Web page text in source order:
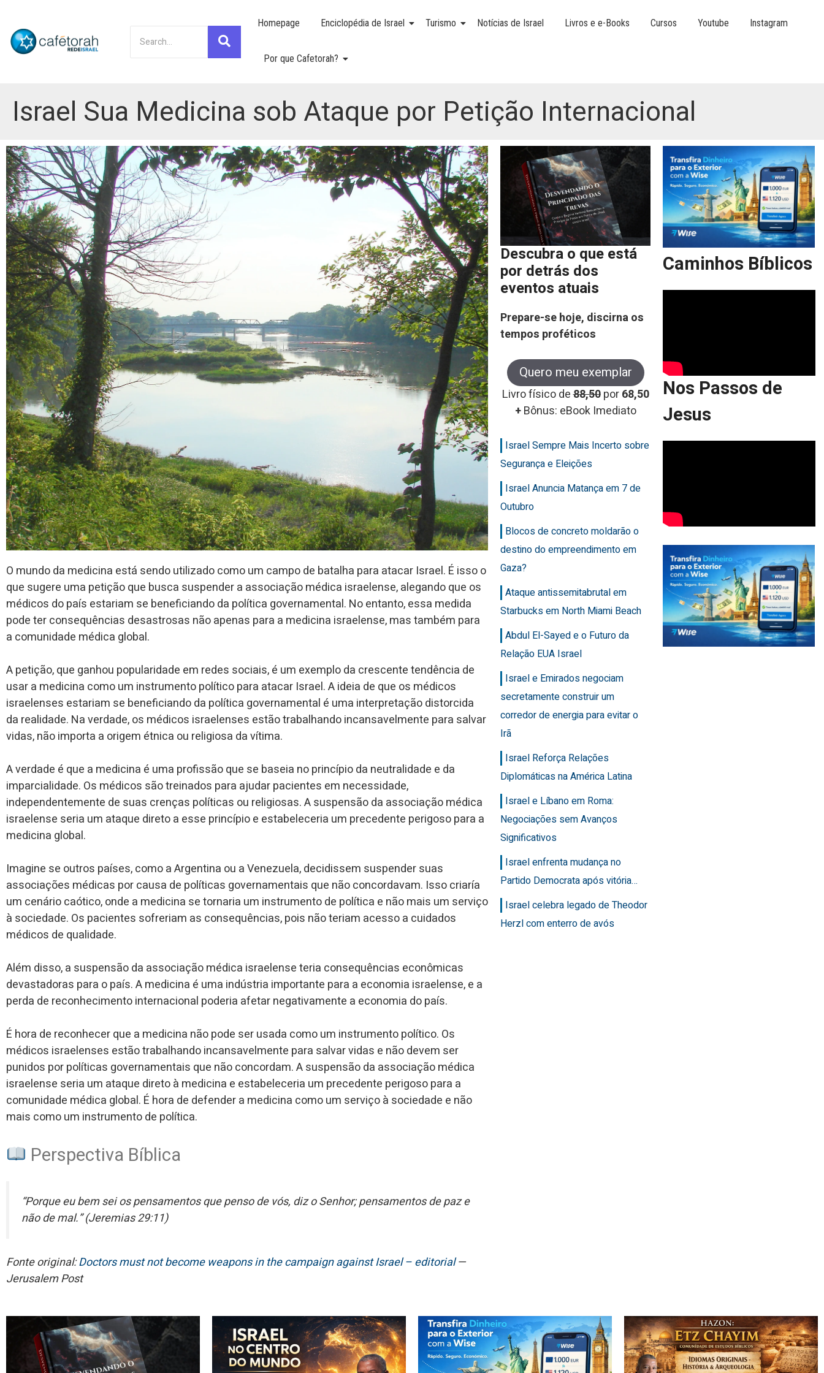
Homepage Enciclopédia de Israel Turismo Notícias de Israel Livros e e-Books Cursos Youtube Instagram
Por que Cafetorah?
Israel Sua Medicina sob Ataque por Petição Internacional
O mundo da medicina está sendo utilizado como um campo de batalha para atacar Israel. É isso o
que sugere uma petição que busca suspender a associação médica israelense, alegando que os
médicos do país estariam se beneficiando da política governamental. No entanto, essa medida
pode ter consequências desastrosas não apenas para a medicina israelense, mas também para
a comunidade médica global.
A petição, que ganhou popularidade em redes sociais, é um exemplo da crescente tendência de
usar a medicina como um instrumento político para atacar Israel. A ideia de que os médicos
israelenses estariam se beneficiando da política governamental é uma interpretação distorcida
da realidade. Na verdade, os médicos israelenses estão trabalhando incansavelmente para salvar
vidas, não importa a origem étnica ou religiosa da vítima.
A verdade é que a medicina é uma profissão que se baseia no princípio da neutralidade e da
imparcialidade. Os médicos são treinados para ajudar pacientes em necessidade,
independentemente de suas crenças políticas ou religiosas. A suspensão da associação médica
israelense seria um ataque direto a esse princípio e estabeleceria um precedente perigoso para a
medicina global.
Imagine se outros países, como a Argentina ou a Venezuela, decidissem suspender suas
associações médicas por causa de políticas governamentais que não concordavam. Isso criaría
um cenário caótico, onde a medicina se tornaria um instrumento de política e não mais um serviço
à sociedade. Os pacientes sofreriam as consequências, pois não teriam acesso a cuidados
médicos de qualidade.
Além disso, a suspensão da associação médica israelense teria consequências econômicas
devastadoras para o país. A medicina é uma indústria importante para a economia israelense, e a
perda de reconhecimento internacional poderia afetar negativamente a economia do país.
É hora de reconhecer que a medicina não pode ser usada como um instrumento político. Os
médicos israelenses estão trabalhando incansavelmente para salvar vidas e não devem ser
punidos por políticas governamentais que não concordam. A suspensão da associação médica
israelense seria um ataque direto à medicina e estabeleceria um precedente perigoso para a
comunidade médica global. É hora de defender a medicina como um serviço à sociedade e não
mais como um instrumento de política.
Perspectiva Bíblica
“Porque eu bem sei os pensamentos que penso de vós, diz o Senhor; pensamentos de paz e
não de mal.” (Jeremias 29:11)
Fonte original:Doctors must not become weapons in the campaign against Israel – editorial—
Jerusalem Post
Descubra o que está
por detrás dos
eventos atuais
Prepare-se hoje, discirna os
tempos proféticos
Quero meu exemplar
Livro físico de88,50 por68,50
+Bônus: eBook Imediato
Israel Sempre Mais Incerto sobre
Segurança e Eleições
Israel Anuncia Matança em 7 de
Outubro
Blocos de concreto moldarão o
destino do empreendimento em
Gaza?
Ataque antissemitabrutal em
Starbucks em North Miami Beach
Abdul El-Sayed e o Futuro da
Relação EUA Israel
Israel e Emirados negociam
secretamente construir um
corredor de energia para evitar o
Irã
Israel Reforça Relações
Diplomáticas na América Latina
Israel e Líbano em Roma:
Negociações sem Avanços
Significativos
Israel enfrenta mudança no
Partido Democrata após vitória…
Israel celebra legado de Theodor
Herzl com enterro de avós
Caminhos Bíblicos
Nos Passos de
Jesus